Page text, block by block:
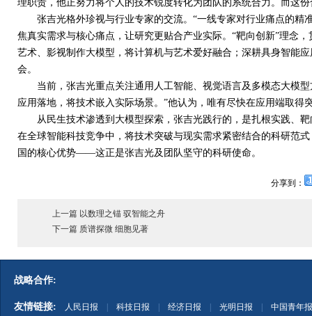
理职责，他正努力将个人的技术锐度转化为团队的系统合力。而这
张吉光格外珍视与行业专家的交流。“一线专家对行业痛点的精
焦真实需求与核心痛点，让研究更贴合产业实际。“靶向创新”理念
艺术、影视制作大模型，将计算机与艺术爱好融合；深耕具身智能
会。
当前，张吉光重点关注通用人工智能、视觉语言及多模态大模型
应用落地，将技术嵌入实际场景。”他认为，唯有尽快在应用端取得
从民生技术渗透到大模型探索，张吉光践行的，是扎根实践、靶
在全球智能科技竞争中，将技术突破与现实需求紧密结合的科研范
国的核心优势——这正是张吉光及团队坚守的科研使命。
分享到：
上一篇 以数理之锚 驭智能之舟
下一篇 质谱探微 细胞见著
战略合作:
友情链接: 人民日报 科技日报 经济日报 光明日报 中国青年报